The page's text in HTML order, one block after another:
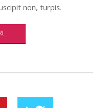
non, turpis.